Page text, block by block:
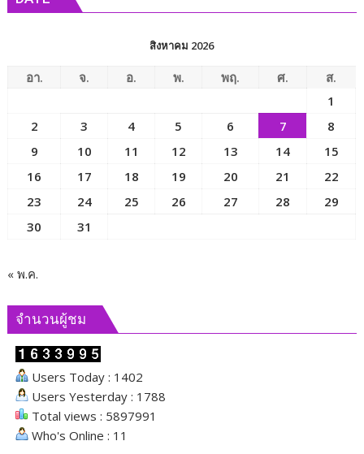
และ
ของ
มนุษย์
ขับ
เคลื่อน
สิงหาคม 2026
อา. จ. อ. พ. พฤ. ศ.
ส.
1
2
3 4 5 6 7
8
9
10 11 12 13 14
15
16
17 18 19 20 21
22
23
24 25 26 27 28
29
30
31
« พ.ค.
จำนวนผู้ชม
Users Today : 1402
Users Yesterday : 1788
Total views : 5897991
Who's Online : 11